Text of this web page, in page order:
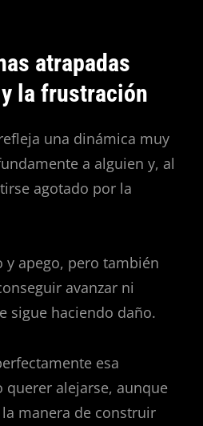
atrapadas
la frustración
una dinámica muy
a alguien y, al
agotado por la
y apego, pero también
avanzar ni
sigue haciendo daño.
esa
querer alejarse, aunque
manera de construir